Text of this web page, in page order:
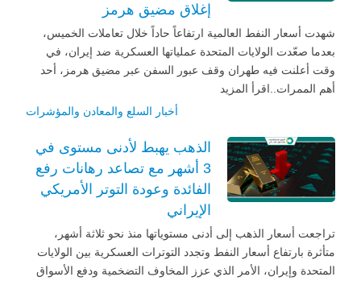
إغلاق مضيق هرمز
شهدت أسعار النفط العالمية ارتفاعاً حاداً خلال تعاملات الخميس،
بعدما صعّدت الولايات المتحدة عملياتها العسكرية ضد إيران، في
وقت أعلنت فيه طهران وقف عبور السفن عبر مضيق هرمز، أحد
أهم الممرات..اقرأ المزيد
أخبار السلع والمعادن والمؤشرات
الذهب يهبط لأدنى مستوى في
3 أشهر مع تصاعد رهانات رفع
الفائدة وعودة التوتر الأمريكي
الإيراني
تراجعت أسعار الذهب إلى أدنى مستوياتها منذ نحو ثلاثة أشهر،
متأثرة بارتفاع أسعار النفط وتجدد التوترات العسكرية بين الولايات
المتحدة وإيران، الأمر الذي عزز المخاوف التضخمية ودفع الأسواق